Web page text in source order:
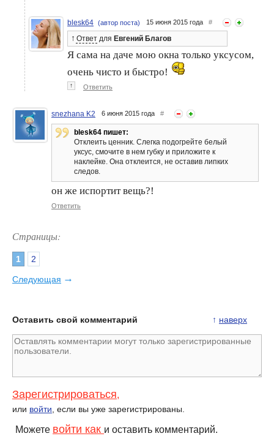
blesk64 (автор поста) 15 июня 2015 года #
↑ Ответ для Евгений Благов
Я сама на даче мою окна только уксусом,
очень чисто и быстро!
↑ Ответить
snezhana K2 6 июня 2015 года #
blesk64 пишет:
Отклеить ценник. Слегка подогрейте белый
уксус, смочите в нем губку и приложите к
наклейке. Она отклеится, не оставив липких
следов.
он же испортит вещь?!
Ответить
Страницы:
1 2
Следующая →
↑ наверх
Оставить свой комментарий
Зарегистрироваться,
или войти , если вы уже зарегистрированы.
Можете войти как и оставить комментарий.